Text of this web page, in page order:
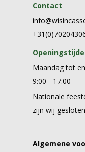
Contact
Maandag tot
9:00 - 17:00
Nationale
zijn wij gesloten
Algemene